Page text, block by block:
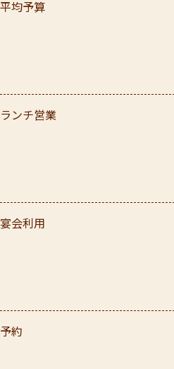
平均予算
ランチ営業
宴会利用
予約